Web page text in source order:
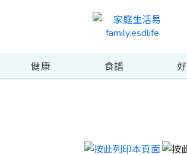
健康 食譜